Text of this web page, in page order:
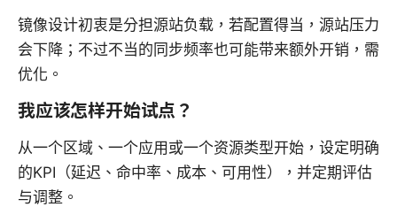
镜像设计初衷是分担源站负载，若配置得当，源站压力
会下降；不过不当的同步频率也可能带来额外开销，需
优化。
我应该怎样开始试点？
从一个区域、一个应用或一个资源类型开始，设定明确
的KPI（延迟、命中率、成本、可用性），并定期评估
与调整。